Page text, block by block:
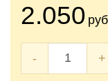
2.050
- +